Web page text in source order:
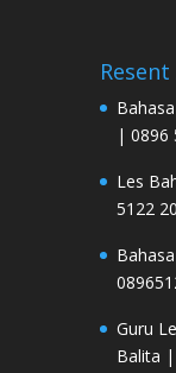
| 0896
Les
5122
Guru
Balita |